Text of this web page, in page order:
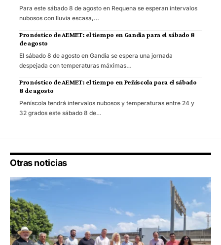
Para este sábado 8 de agosto en Requena se esperan intervalos
nubosos con lluvia escasa,…
Pronóstico de AEMET: el tiempo en Gandia para el sábado 8
de agosto
El sábado 8 de agosto en Gandia se espera una jornada
despejada con temperaturas máximas…
Pronóstico de AEMET: el tiempo en Peñíscola para el sábado
8 de agosto
Peñíscola tendrá intervalos nubosos y temperaturas entre 24 y
32 grados este sábado 8 de…
Otras noticias